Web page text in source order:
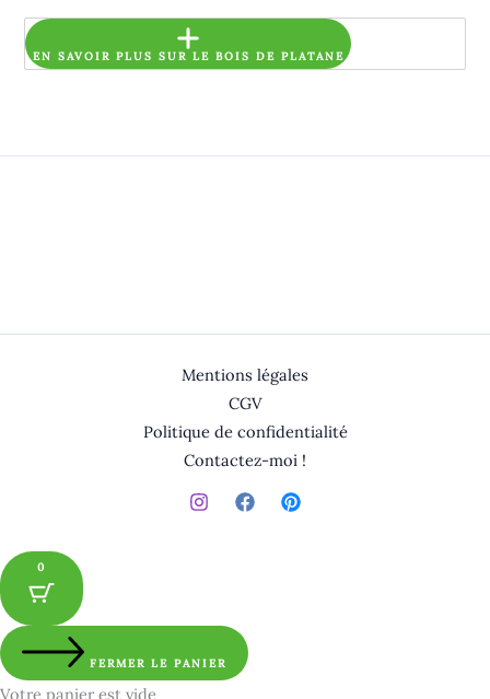
EN SAVOIR PLUS SUR LE BOIS DE PLATANE
Mentions légales
CGV
Politique de confidentialité
Contactez-moi !
0
FERMER LE PANIER
Votre panier est vide